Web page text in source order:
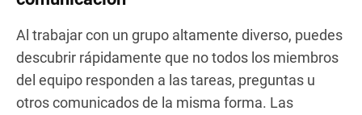
Al trabajar con un grupo altamente diverso, puedes
descubrir rápidamente que no todos los miembros
del equipo responden a las tareas, preguntas u
otros comunicados de la misma forma. Las